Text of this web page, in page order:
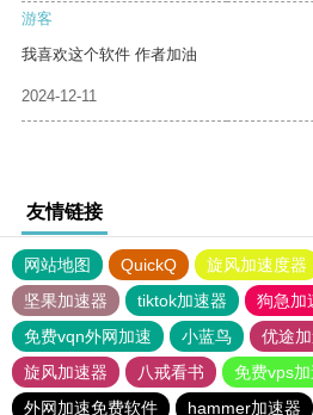
游客
我喜欢这个软件 作者加油
2024-12-11
友情链接
网站地图 QuickQ 旋风加速度器
坚果加速器
tiktok加速器
狗急加
免费vqn外网加速
小蓝鸟 优途
旋风加速器
八戒看书
免费vps
外网加速免费软件
hammer加速器